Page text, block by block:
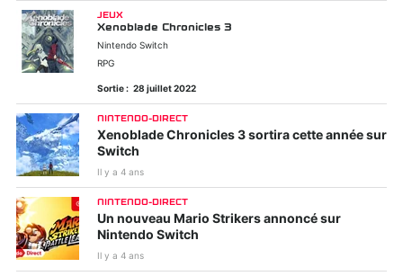
JEUX
Xenoblade Chronicles 3
Nintendo Switch
RPG
Sortie : 28 juillet 2022
NINTENDO-DIRECT
Xenoblade Chronicles 3 sortira cette année sur
Switch
Il y a 4 ans
NINTENDO-DIRECT
Un nouveau Mario Strikers annoncé sur
Nintendo Switch
Il y a 4 ans